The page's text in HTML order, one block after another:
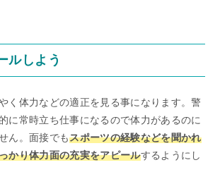
ルしよう
く体力などの適正を見る事になります。警
に常時立ち仕事になるので体力があるのに
ん。面接でもスポーツの経験などを聞かれ
かり体力面の充実をアピールするようにし